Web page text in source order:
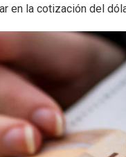
en la cotización del